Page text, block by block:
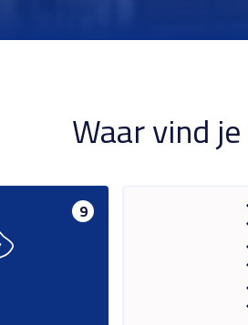
Waar vind
9